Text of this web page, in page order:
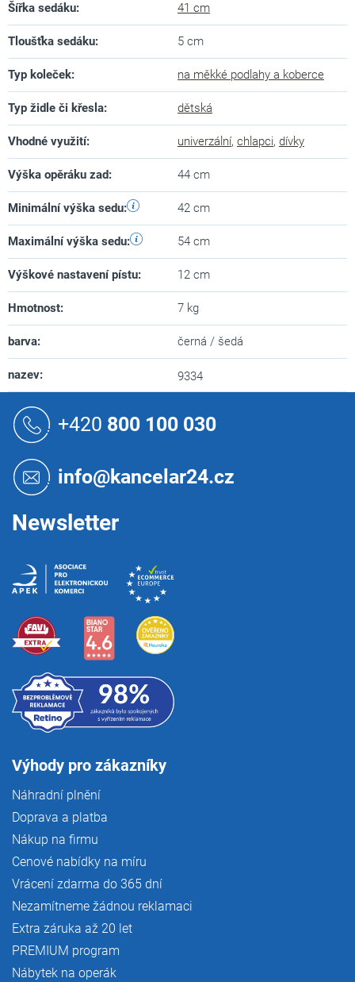
Šířka sedáku: 41 cm
Tloušťka sedáku: 5 cm
Typ koleček: na měkké podlahy a koberce
Typ židle či křesla: dětská
Vhodné využití: univerzální, chlapci, dívky
Výška opěráku zad: 44 cm
Minimální výška sedu: 42 cm
Maximální výška sedu: 54 cm
Výškové nastavení pístu: 12 cm
Hmotnost: 7 kg
barva: černá / šedá
nazev: 9334
+420 800 100 030
info@kancelar24.cz
Newsletter
Výhody pro zákazníky
Náhradní plnění
Doprava a platba
Nákup na firmu
Cenové nabídky na míru
Vrácení zdarma do 365 dní
Nezamítneme žádnou reklamaci
Extra záruka až 20 let
PREMIUM program
Nábytek na operák